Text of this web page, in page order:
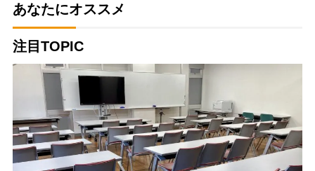
あなたにオススメ
注目TOPIC